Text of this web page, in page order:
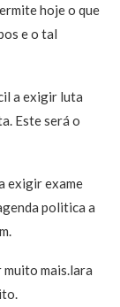
hoje o que
e o tal
a exigir luta
Este será o
exigir exame
politica a
muito mais.lara